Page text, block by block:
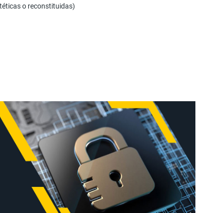
o reconstituidas)